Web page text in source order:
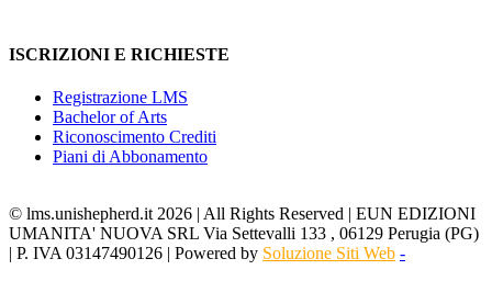
ISCRIZIONI E RICHIESTE
Registrazione LMS
Bachelor of Arts
Riconoscimento Crediti
Piani di Abbonamento
© lms.unishepherd.it 2026 | All Rights Reserved | EUN EDIZIONI
UMANITA' NUOVA SRL Via Settevalli 133 , 06129 Perugia (PG)
| P. IVA 03147490126 | Powered by Soluzione Siti Web -